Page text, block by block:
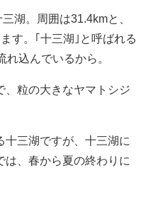
湖。周囲は31.4kmと、
す。｢十三湖｣と呼ばれる
込んでいるから。
、粒の大きなヤマトシジ
十三湖ですが、十三湖に
は、春から夏の終わりに